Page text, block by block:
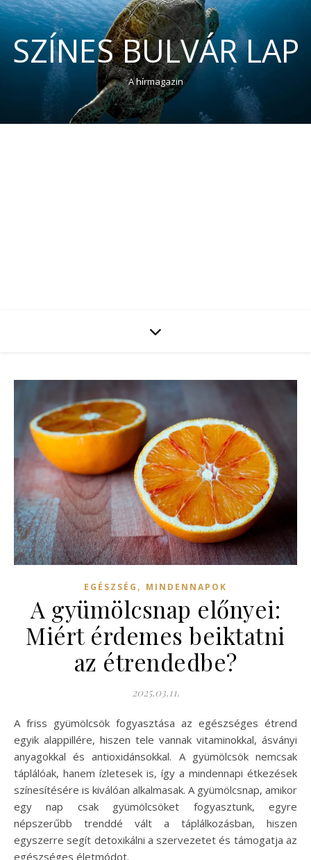
SZÍNES BULVÁR LAP
A hírmagazin
EGÉSZSÉG , MINDENNAPOK
A gyümölcsnap előnyei:
Miért érdemes beiktatni
az étrendedbe?
2025.03.11.
A friss gyümölcsök fogyasztása az egészséges étrend
egyik alappillére, hiszen tele vannak vitaminokkal, ásványi
anyagokkal és antioxidánsokkal. A gyümölcsök nemcsak
táplálóak, hanem ízletesek is, így a mindennapi étkezések
színesítésére is kiválóan alkalmasak. A gyümölcsnap, amikor
egy nap csak gyümölcsöket fogyasztunk, egyre
népszerűbb trenddé vált a táplálkozásban, hiszen
egyszerre segít detoxikálni a szervezetet és támogatja az
egészséges életmódot.